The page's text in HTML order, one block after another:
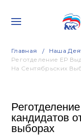
Главная Наша
Реготделение ЕР
На Сентябрьских
кандидатов
выборах